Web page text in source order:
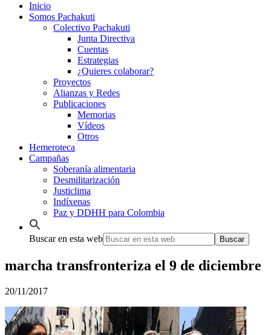
Inicio
Somos Pachakuti
Colectivo Pachakuti
Junta Directiva
Cuentas
Estrategias
¿Quieres colaborar?
Proyectos
Alianzas y Redes
Publicaciones
Memorias
Vídeos
Otros
Hemeroteca
Campañas
Soberanía alimentaria
Desmilitarización
Justiclima
Indíxenas
Paz y DDHH para Colombia
Buscar en esta web
marcha transfronteriza el 9 de diciembre
20/11/2017